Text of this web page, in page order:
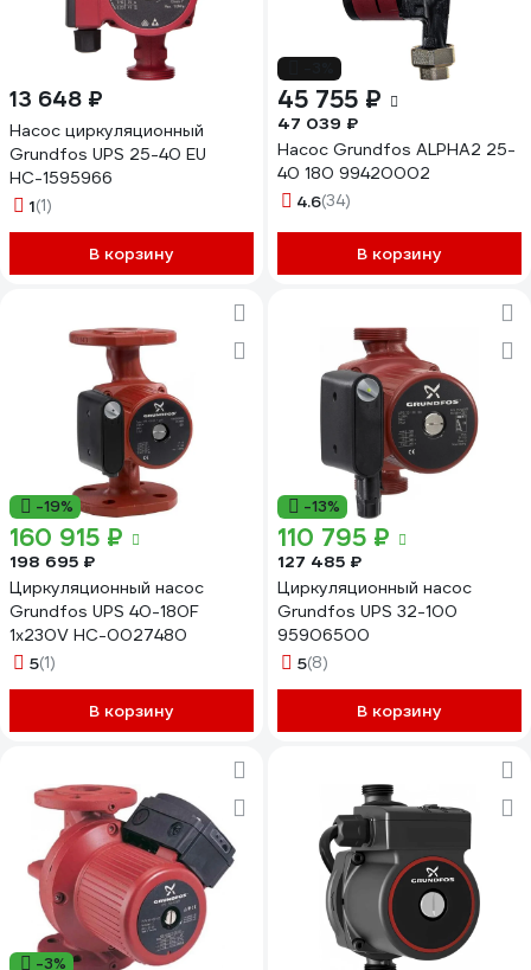
13 648 ₽
Насос циркуляционный
Grundfos UPS 25-40 EU
НС-1595966
1(1)
В корзину
45 755 ₽
47 039 ₽
Насос Grundfos ALPHA2 25-
40 180 99420002
4.6(34)
В корзину
-19%
160 915 ₽
198 695 ₽
Циркуляционный насос
Grundfos UPS 40-180F
1x230V НС-0027480
5(1)
В корзину
-13%
110 795 ₽
127 485 ₽
Циркуляционный насос
Grundfos UPS 32-100
95906500
5(8)
В корзину
-3%